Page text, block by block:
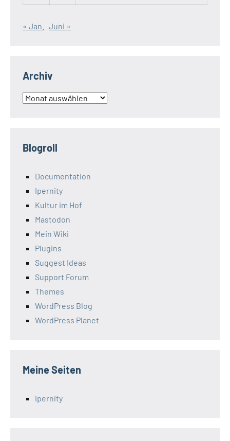
« Jan. Juni »
Archiv
Archiv
Blogroll
Documentation
Ipernity
Kultur im Hof
Mastodon
Mein Wiki
Plugins
Suggest Ideas
Support Forum
Themes
WordPress Blog
WordPress Planet
Meine Seiten
Ipernity